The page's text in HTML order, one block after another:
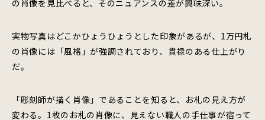
の肖像を見比べると、そのニュアンスの差が興味深い。
実物写真はどこかひょうひょうとした印象があるが、1万円札
の肖像には「風格」が強調されており、貫禄のある仕上がり
だ。
「彫刻師が描く肖像」であることを知ると、お札の見え方が
変わる。1枚のお札の肖像に、見えない職人の手仕事が宿って